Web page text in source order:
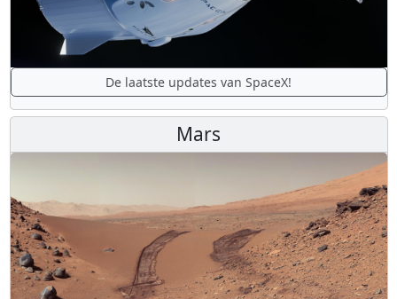
De laatste updates van SpaceX!
Mars